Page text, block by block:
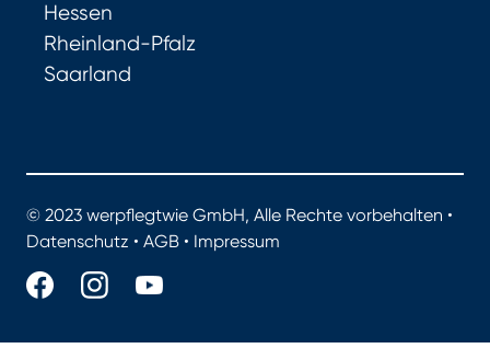
Hessen
Rheinland-Pfalz
Saarland
© 2023 werpflegtwie GmbH, Alle Rechte vorbehalten •
Datenschutz • AGB • Impressum